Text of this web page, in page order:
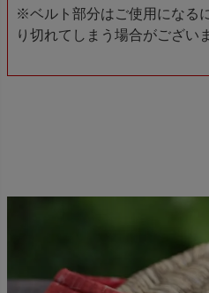
※ベルト部分はご使用になる
り切れてしまう場合がござい